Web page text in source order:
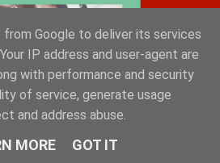
Google to deliver its services
IP address and user-agent are
with performance and security
of service, generate usage
and address abuse.
MORE GOT IT